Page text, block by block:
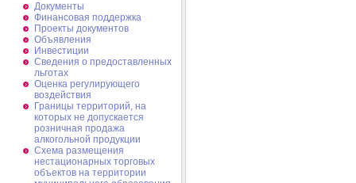
Документы
Финансовая поддержка
Проекты документов
Объявления
Инвестиции
Сведения о предоставленных
льготах
Оценка регулирующего
воздействия
Границы территорий, на
которых не допускается
розничная продажа
алкогольной продукции
Схема размещения
нестационарных торговых
объектов на территории